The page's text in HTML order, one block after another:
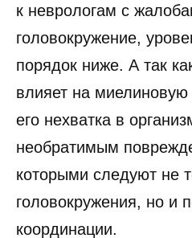
к неврологам с
головокружение,
порядок ниже. А так
влияет на миелиновую
его нехватка в
необратимым
которыми следуют не
головокружения, но и
координации.